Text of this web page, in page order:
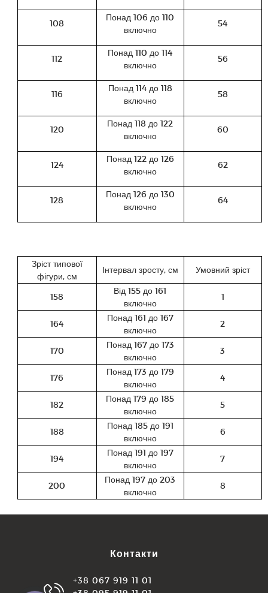
108
Понад 106 до 110
включно
54
112
Понад 110 до 114
включно
56
116
Понад 114 до 118
включно
58
120
Понад 118 до 122
включно
60
124
Понад 122 до 126
включно
62
128
Понад 126 до 130
включно
64
Зріст типової
фігури, см
Інтервал зросту, см Умовний зріст
158
Від 155 до 161
включно
1
164
Понад 161 до 167
включно
2
170
Понад 167 до 173
включно
3
176
Понад 173 до 179
включно
4
182
Понад 179 до 185
включно
5
188
Понад 185 до 191
включно
6
194
Понад 191 до 197
включно
7
200
Понад 197 до 203
включно
8
Контакти
+38 067 919 11 01